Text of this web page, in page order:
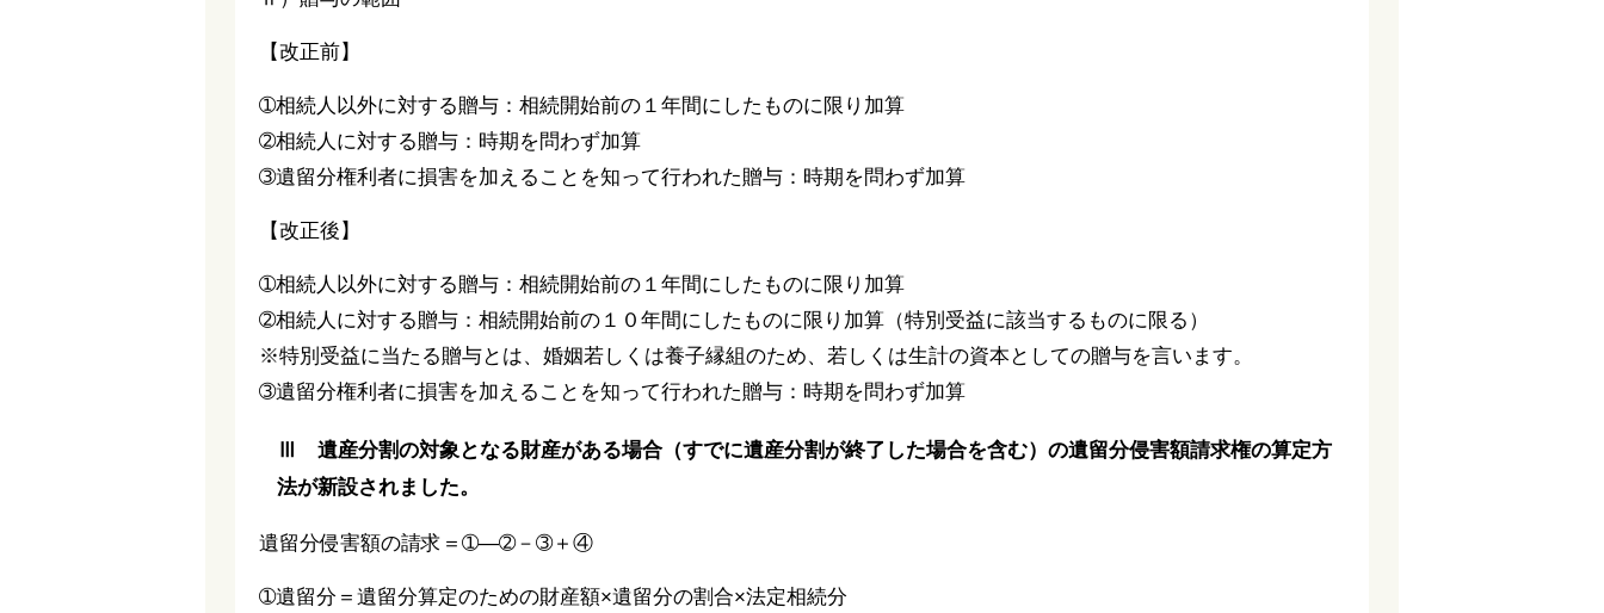
【改正前】
➀相続人以外に対する贈与：相続開始前の１年間にしたものに限り加算
➁相続人に対する贈与：時期を問わず加算
➂遺留分権利者に損害を加えることを知って行われた贈与：時期を問わず加算
【改正後】
➀相続人以外に対する贈与：相続開始前の１年間にしたものに限り加算
➁相続人に対する贈与：相続開始前の１０年間にしたものに限り加算（特別受益に該当するものに限る）
※特別受益に当たる贈与とは、婚姻若しくは養子縁組のため、若しくは生計の資本としての贈与を言います。
➂遺留分権利者に損害を加えることを知って行われた贈与：時期を問わず加算
Ⅲ 遺産分割の対象となる財産がある場合（すでに遺産分割が終了した場合を含む）の遺留分侵害額請求権の算定方
法が新設されました。
遺留分侵害額の請求＝➀―➁－➂＋④
➀遺留分＝遺留分算定のための財産額×遺留分の割合×法定相続分